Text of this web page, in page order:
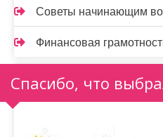
Советы начинающим
Финансовая
Спасибо, что